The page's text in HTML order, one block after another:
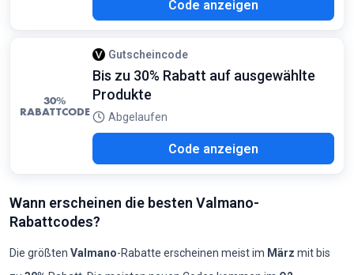
Code anzeigen
30%
RABATTCODE
Gutscheincode
Bis zu 30% Rabatt auf ausgewählte
Produkte
Abgelaufen
Code anzeigen
Wann erscheinen die besten Valmano-
Rabattcodes?
Die größten Valmano-Rabatte erscheinen meist im März mit bis